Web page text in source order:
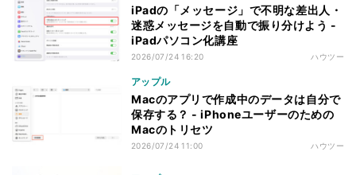
iPadの「メッセージ」で不明な差出人・
迷惑メッセージを自動で振り分けよう -
iPadパソコン化講座
2026/07/24 16:20 ハウツー
アップル
Macのアプリで作成中のデータは自分で
保存する？ - iPhoneユーザーのための
Macのトリセツ
2026/07/24 11:00 ハウツー